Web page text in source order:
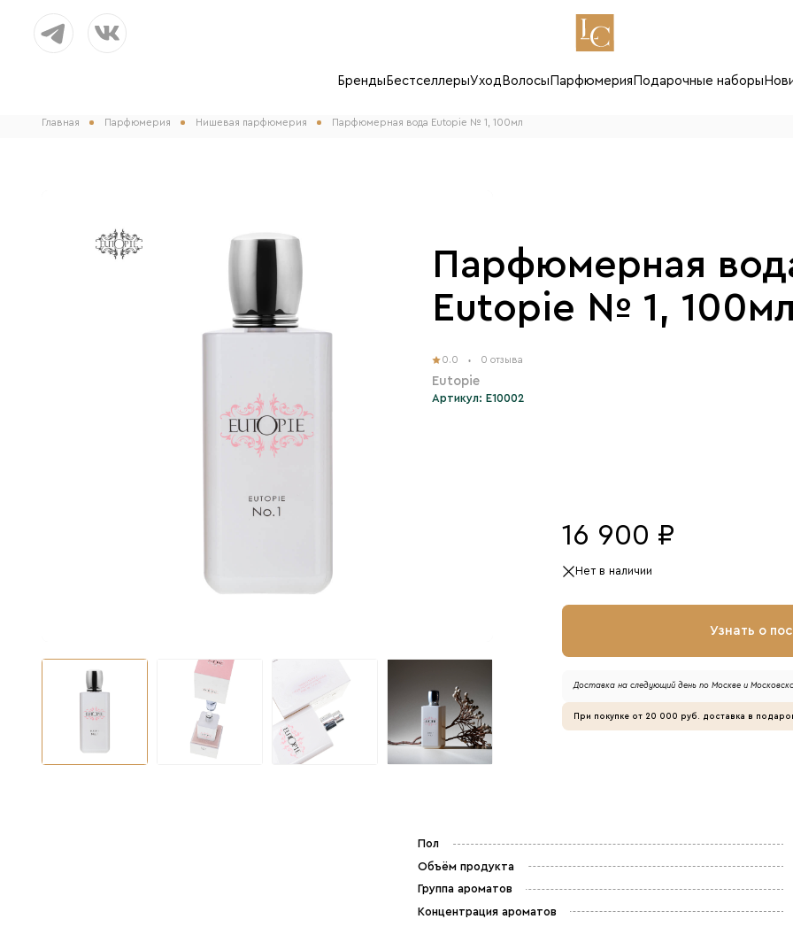
Бренды БестселлерыУход Волосы Парфюмерия Подарочные наборы
Главная Парфюмерия Нишевая парфюмерия Парфюмерная вода Eutopie № 1, 100мл
16 900 ₽
Нет в наличии
Парфюмерная
Eutopie № 1, 100мл
0.0 0 отзыва
Eutopie
Артикул: E10002
Узнать о
Доставка на следующий день по Москве и
При покупке от 20 000 руб. доставка в
Пол
Объём продукта
Группа ароматов
Концентрация ароматов